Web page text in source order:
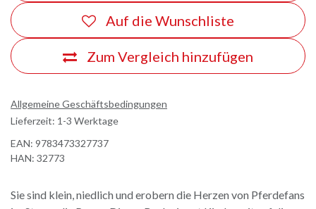
Zum Vergleich hinzufügen
Auf die Wunschliste
Allgemeine Geschäftsbedingungen
Lieferzeit: 1-3 Werktage
EAN: 9783473327737
HAN: 32773
Sie sind klein, niedlich und erobern die Herzen von Pferdefans